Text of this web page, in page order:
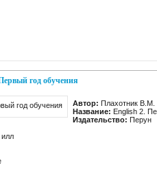
год обучения
Автор: Плахотник В.М.
Название: English 2.
Издательство: Перун
илл